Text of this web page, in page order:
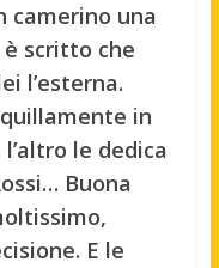
camerino una
scritto che
l’esterna.
in
le dedica
Buona
E le